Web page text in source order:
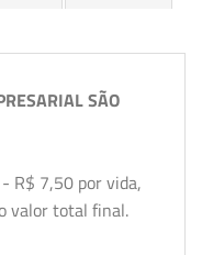
SÃO
R$ 7,50 por vida,
valor total final.